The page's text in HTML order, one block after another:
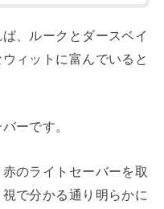
、ルークとダースベイ
ィットに富んでいると
ーです。
のライトセーバーを取
で分かる通り明らかに